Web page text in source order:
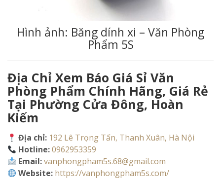
Hình ảnh: Băng dính xi – Văn Phòng
Phẩm 5S
Địa Chỉ Xem Báo Giá Sỉ Văn
Phòng Phẩm Chính Hãng, Giá Rẻ
Tại Phường Cửa Đông, Hoàn
Kiếm
Địa chỉ: 192 Lê Trọng Tấn, Thanh Xuân, Hà Nội
Hotline:0962953359
Email:vanphongpham5s.68@gmail.com
Website: https://vanphongpham5s.com/